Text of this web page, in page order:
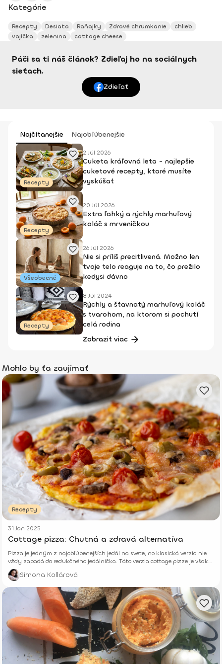
Kategórie
Recepty Desiata Raňajky Zdravé chrumkanie
chlieb
vajíčka
zelenina cottage cheese
Páči sa ti náš článok? Zdieľaj ho na sociálnych
sieťach.
Zdieľať
Najčítanejšie Najobľúbenejšie
Recepty
2 Júl 2026
Cuketa kráľovná leta - najlepšie
cuketové recepty, ktoré musíte
vyskúšať
Recepty
20 Júl 2026
Extra ľahký a rýchly marhuľový
koláč s mrveničkou
Všeobecné
26 Júl 2026
Nie si príliš precitlivená. Možno len
tvoje telo reaguje na to, čo prežilo
kedysi dávno
Recepty
8 Júl 2024
Rýchly a šťavnatý marhuľový koláč
s tvarohom, na ktorom si pochutí
celá rodina
Zobraziť viac
Mohlo by ťa zaujímať
Recepty
31 Jan 2025
Cottage pizza: Chutná a zdravá alternatíva
Pizza je jedným z najobľúbenejších jedál na svete, no klasická verzia nie
vždy zapadá do redukčného jedálnička. Táto verzia cottage pizze je však
plná bielkovín, nutrične vyvážená a skvelá aj pri zdravom stravovaní.
Simona Kollárová